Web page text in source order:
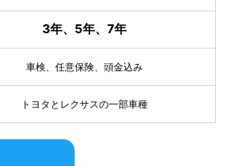
3年、5年、7年
車検、任意保険、頭金込み
トヨタとレクサスの一部車種